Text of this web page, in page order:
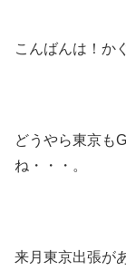
こんばんは！か
どうやら東京も
ね・・・。
来月東京出張が